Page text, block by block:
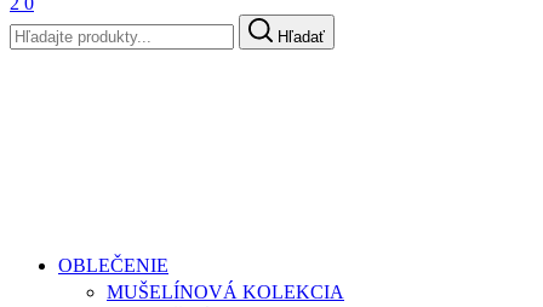
Hľadať
OBLEČENIE
MUŠELÍNOVÁ KOLEKCIA